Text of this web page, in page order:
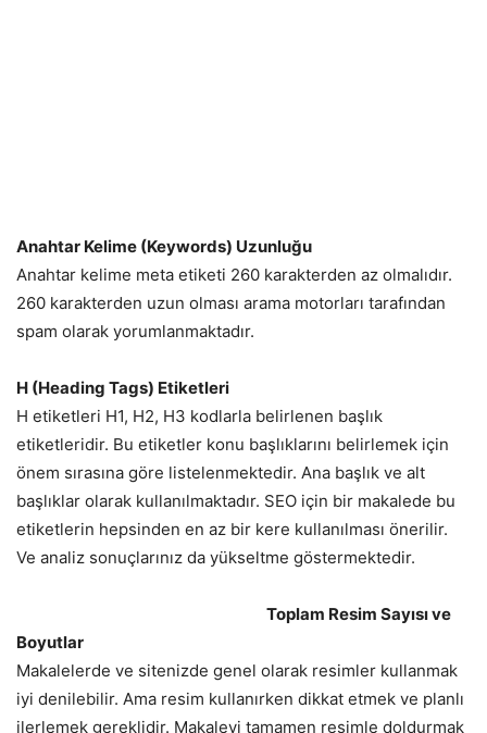
Anahtar Kelime (Keywords) Uzunluğu
Anahtar kelime meta etiketi 260 karakterden az olmalıdır.
260 karakterden uzun olması arama motorları tarafından
spam olarak yorumlanmaktadır.
H (Heading Tags) Etiketleri
H etiketleri H1, H2, H3 kodlarla belirlenen başlık
etiketleridir. Bu etiketler konu başlıklarını belirlemek için
önem sırasına göre listelenmektedir. Ana başlık ve alt
başlıklar olarak kullanılmaktadır. SEO için bir makalede bu
etiketlerin hepsinden en az bir kere kullanılması önerilir.
Ve analiz sonuçlarınız da yükseltme göstermektedir.
Toplam Resim Sayısı ve
Boyutlar
Makalelerde ve sitenizde genel olarak resimler kullanmak
iyi denilebilir. Ama resim kullanırken dikkat etmek ve planlı
ilerlemek gereklidir. Makaleyi tamamen resimle doldurmak